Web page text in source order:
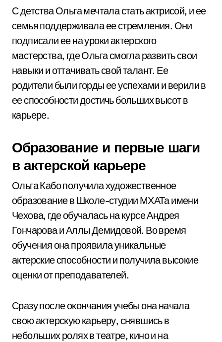
С детства Ольга мечтала стать актрисой, и ее
семья поддерживала ее стремления. Они
подписали ее на уроки актерского
мастерства, где Ольга смогла развить свои
навыки и оттачивать свой талант. Ее
родители были горды ее успехами и верили в
ее способности достичь больших высот в
карьере.
Образование и первые шаги
в актерской карьере
Ольга Кабо получила художественное
образование в Школе-студии МХАТа имени
Чехова, где обучалась на курсе Андрея
Гончарова и Аллы Демидовой. Во время
обучения она проявила уникальные
актерские способности и получила высокие
оценки от преподавателей.
Сразу после окончания учебы она начала
свою актерскую карьеру, снявшись в
небольших ролях в театре, кино и на